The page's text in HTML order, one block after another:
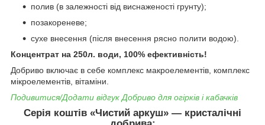
полив (в залежності від виснаженості грунту);
позакореневе;
сухе внесення (після внесення рясно полити водою).
Концентрат на 250л. води, 100% ефективність!
Добриво включає в себе комплекс макроелементів, комплекс
мікроелементів, вітаміни.
Подивитися/Додати відгук Добриво для огірків і кабачків
Серія коштів «Чистий аркуш» — кристалічні